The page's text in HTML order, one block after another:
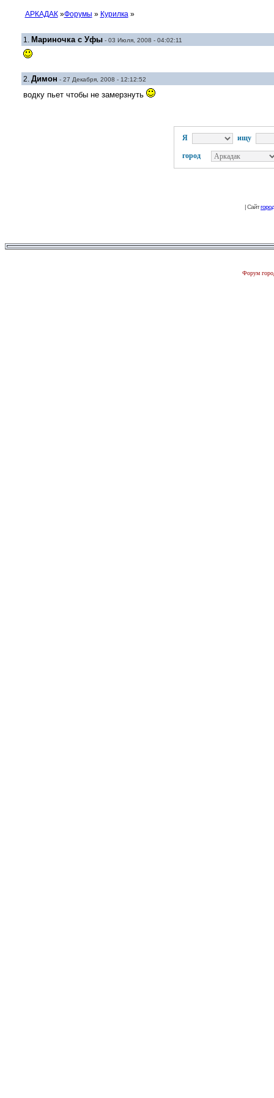
АРКАДАК»Форумы » Курилка»
1. Мариночка с Уфы- 03 Июля, 2008 - 04:02:11
2. Димон - 27 Декабря, 2008 - 12:12:52
водку пьет чтобы не замерзнуть
Я ищу
город
| Сайт
Форум